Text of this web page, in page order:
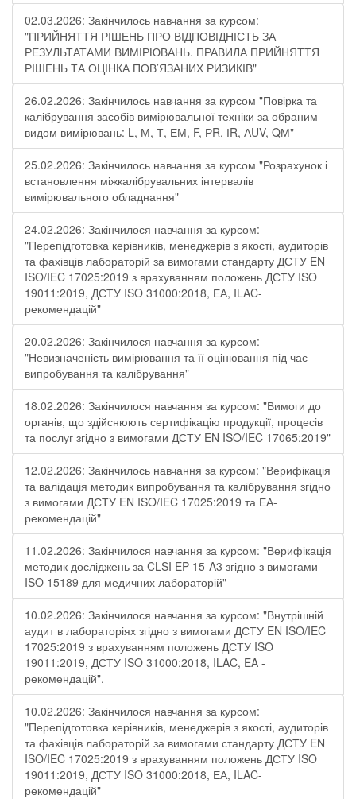
02.03.2026: Закінчилось навчання за курсом:
"ПРИЙНЯТТЯ РІШЕНЬ ПРО ВІДПОВІДНІСТЬ ЗА
РЕЗУЛЬТАТАМИ ВИМІРЮВАНЬ. ПРАВИЛА ПРИЙНЯТТЯ
РІШЕНЬ ТА ОЦІНКА ПОВ’ЯЗАНИХ РИЗИКІВ"
26.02.2026: Закінчилось навчання за курсом "Повірка та
калібрування засобів вимірювальної техніки за обраним
видом вимірювань: L, М, Т, ЕМ, F, РR, ІR, АUV, QМ"
25.02.2026: Закінчилось навчання за курсом "Розрахунок і
встановлення міжкалібрувальних інтервалів
вимірювального обладнання"
24.02.2026: Закінчилося навчання за курсом:
"Перепідготовка керівників, менеджерів з якості, аудиторів
та фахівців лабораторій за вимогами стандарту ДСТУ EN
ISO/IEC 17025:2019 з врахуванням положень ДСТУ ISO
19011:2019, ДСТУ ISO 31000:2018, ЕА, ILAC-
рекомендацій"
20.02.2026: Закінчилося навчання за курсом:
"Невизначеність вимірювання та її оцінювання під час
випробування та калібрування"
18.02.2026: Закінчилося навчання за курсом: "Вимоги до
органів, що здійснюють сертифікацію продукції, процесів
та послуг згідно з вимогами ДСТУ EN ISO/IEC 17065:2019"
12.02.2026: Закінчилось навчання за курсом: "Верифікація
та валідація методик випробування та калібрування згідно
з вимогами ДСТУ EN ISO/IEC 17025:2019 та ЕА-
рекомендацій"
11.02.2026: Закінчилося навчання за курсом: "Верифікація
методик досліджень за CLSI EP 15-A3 згідно з вимогами
ISO 15189 для медичних лабораторій"
10.02.2026: Закінчилося навчання за курсом: "Внутрішній
аудит в лабораторіях згідно з вимогами ДСТУ EN ISO/IEC
17025:2019 з врахуванням положень ДСТУ ISO
19011:2019, ДСТУ ISO 31000:2018, ILAC, EA -
рекомендацій".
10.02.2026: Закінчилося навчання за курсом:
"Перепідготовка керівників, менеджерів з якості, аудиторів
та фахівців лабораторій за вимогами стандарту ДСТУ EN
ISO/IEC 17025:2019 з врахуванням положень ДСТУ ISO
19011:2019, ДСТУ ISO 31000:2018, ЕА, ILAC-
рекомендацій"